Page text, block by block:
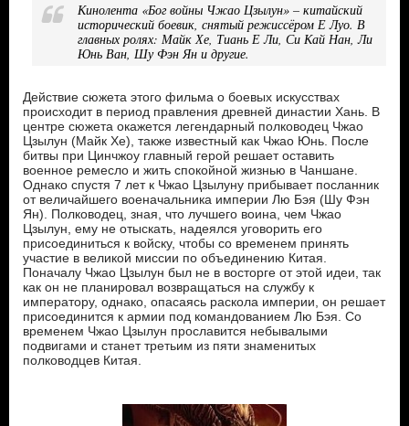
Кинолента «Бог войны Чжао Цзылун» – китайский
исторический боевик, снятый режиссёром Е Луо. В
главных ролях: Майк Хе, Тиань Е Ли, Си Кай Нан, Ли
Юнь Ван, Шу Фэн Ян и другие.
Действие сюжета этого фильма о боевых искусствах
происходит в период правления древней династии Хань. В
центре сюжета окажется легендарный полководец Чжао
Цзылун (Майк Хе), также известный как Чжао Юнь. После
битвы при Цинчжоу главный герой решает оставить
военное ремесло и жить спокойной жизнью в Чаншане.
Однако спустя 7 лет к Чжао Цзылуну прибывает посланник
от величайшего военачальника империи Лю Бэя (Шу Фэн
Ян). Полководец, зная, что лучшего воина, чем Чжао
Цзылун, ему не отыскать, надеялся уговорить его
присоединиться к войску, чтобы со временем принять
участие в великой миссии по объединению Китая.
Поначалу Чжао Цзылун был не в восторге от этой идеи, так
как он не планировал возвращаться на службу к
императору, однако, опасаясь раскола империи, он решает
присоединится к армии под командованием Лю Бэя. Со
временем Чжао Цзылун прославится небывалыми
подвигами и станет третьим из пяти знаменитых
полководцев Китая.